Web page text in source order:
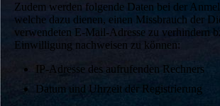
Zudem werden folgende Daten bei der
welche dazu dienen, einen Missbrauch der
verwendeten E-Mail-Adresse zu verhindern
Einwilligung nachweisen zu können:
IP-Adresse des aufrufenden Rechners
Datum und Uhrzeit der Registrierung